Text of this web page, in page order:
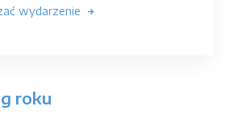
wydarzenie
roku